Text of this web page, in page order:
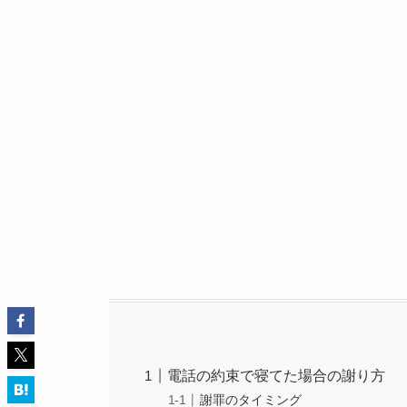
電話の約束で寝てた場合の謝り方
謝罪のタイミング